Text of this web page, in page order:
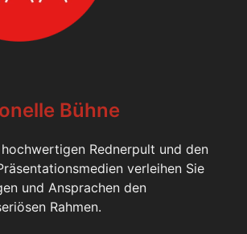
Bühne
Rednerpult und den
verleihen Sie
und Ansprachen den
Rahmen.